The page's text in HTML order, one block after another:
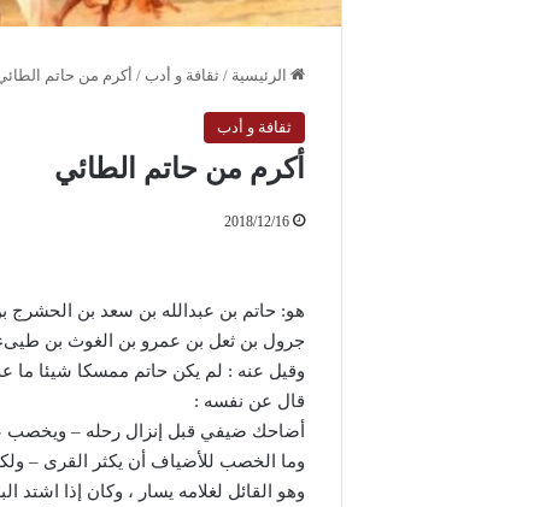
الرئيسية / ثقافة و أدب / أكرم من حاتم
ثقافة و أدب
أكرم من حاتم الطائي
2018/12/16
هو: حاتم بن عبدالله بن سعد بن الحشرج
جرول بن ثعل بن عمرو بن الغوث بن
وقيل عنه : لم يكن حاتم ممسكا شيئا ما
قال عن نفسه :
أضاحك ضيفي قبل إنزال رحله –
وما الخصب للأضياف أن يكثر القرى –
وهو القائل لغلامه يسار ، وكان إذا اشتد